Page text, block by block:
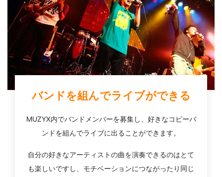
バンドを組んでライブができる
MUZYX内でバンドメンバーを募集し、好きなコピーバ
ンドを組んでライブに出ることができます。
自分の好きなアーティストの曲を演奏できるのはとて
も楽しいですし、モチベーションにつながったり同じ